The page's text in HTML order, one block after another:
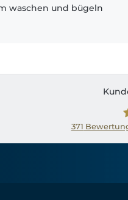
waschen und bügeln
371